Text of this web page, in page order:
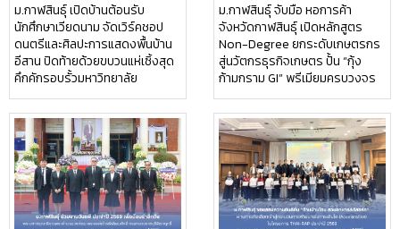
ม.กาฬสินธุ์ เปิดบ้านต้อนรับ
นักศึกษาเวียดนาม จัดเวิร์คชอป
ดนตรีและศิลปะการแสดงพื้นบ้าน
อีสาน ปิดท้ายด้วยขบวนแห่เซิ้งสุด
คึกคักรอบรั้วมหาวิทยาลัย
ม.กาฬสินธุ์ จับมือ หอการค้า
จังหวัดกาฬสินธุ์ เปิดหลักสูตร
Non-Degree ยกระดับเกษตรกร
สู่นวัตกรธุรกิจเกษตร ปั้น “กุ้ง
ก้ามกราม GI” พรีเมียมครบวงจร